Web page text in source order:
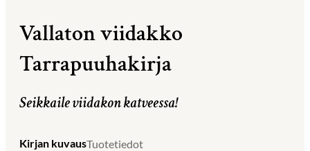
Vallaton viidakko
Tarrapuuhakirja
Seikkaile viidakon katveessa!
Kirjan kuvausTuotetiedot